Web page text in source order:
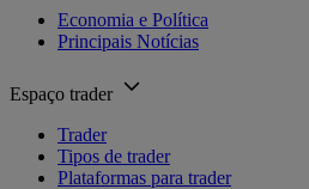
Economia e Política
Principais Notícias
Espaço trader
Trader
Tipos de trader
Plataformas para trader